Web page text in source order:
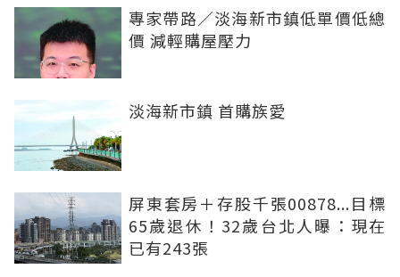
專家帶路／淡海新市鎮低單價低總
價 減輕購屋壓力
淡海新市鎮 首購族愛
屏東套房＋存股千張00878...目標
65歲退休！32歲台北人曝：現在
已有243張